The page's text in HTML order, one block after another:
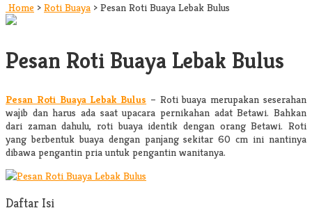
Home > Roti Buaya > Pesan Roti Buaya Lebak Bulus
Pesan Roti Buaya Lebak Bulus
Pesan Roti Buaya Lebak Bulus – Roti buaya merupakan seserahan
wajib dan harus ada saat upacara pernikahan adat Betawi. Bahkan
dari zaman dahulu, roti buaya identik dengan orang Betawi. Roti
yang berbentuk buaya dengan panjang sekitar 60 cm ini nantinya
dibawa pengantin pria untuk pengantin wanitanya.
Daftar Isi